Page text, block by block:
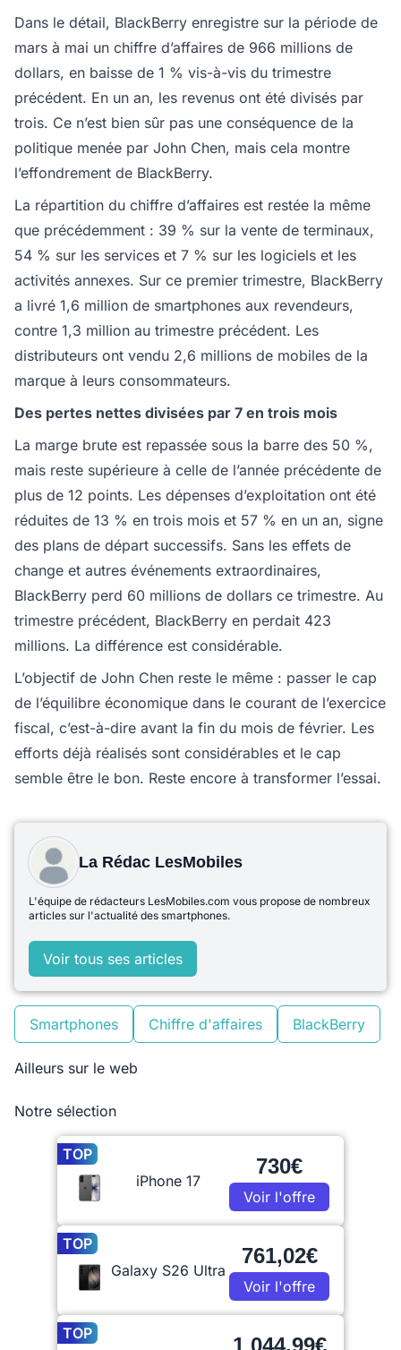
Dans le détail, BlackBerry enregistre sur la période de
mars à mai un chiffre d’affaires de 966 millions de
dollars, en baisse de 1 % vis-à-vis du trimestre
précédent. En un an, les revenus ont été divisés par
trois. Ce n’est bien sûr pas une conséquence de la
politique menée par John Chen, mais cela montre
l’effondrement de BlackBerry.
La répartition du chiffre d’affaires est restée la même
que précédemment : 39 % sur la vente de terminaux,
54 % sur les services et 7 % sur les logiciels et les
activités annexes. Sur ce premier trimestre, BlackBerry
a livré 1,6 million de smartphones aux revendeurs,
contre 1,3 million au trimestre précédent. Les
distributeurs ont vendu 2,6 millions de mobiles de la
marque à leurs consommateurs.
Des pertes nettes divisées par 7 en trois mois
La marge brute est repassée sous la barre des 50 %,
mais reste supérieure à celle de l’année précédente de
plus de 12 points. Les dépenses d’exploitation ont été
réduites de 13 % en trois mois et 57 % en un an, signe
des plans de départ successifs. Sans les effets de
change et autres événements extraordinaires,
BlackBerry perd 60 millions de dollars ce trimestre. Au
trimestre précédent, BlackBerry en perdait 423
millions. La différence est considérable.
L’objectif de John Chen reste le même : passer le cap
de l’équilibre économique dans le courant de l’exercice
fiscal, c’est-à-dire avant la fin du mois de février. Les
efforts déjà réalisés sont considérables et le cap
semble être le bon. Reste encore à transformer l’essai.
La Rédac LesMobiles
L'équipe de rédacteurs LesMobiles.com vous propose de nombreux
articles sur l'actualité des smartphones.
Voir tous ses articles
Smartphones Chiffre d'affaires BlackBerry
Ailleurs sur le web
Notre sélection
TOP
iPhone 17
730€
Voir l'offre
TOP
Galaxy S26 Ultra
761,02€
Voir l'offre
TOP 1 044,99€